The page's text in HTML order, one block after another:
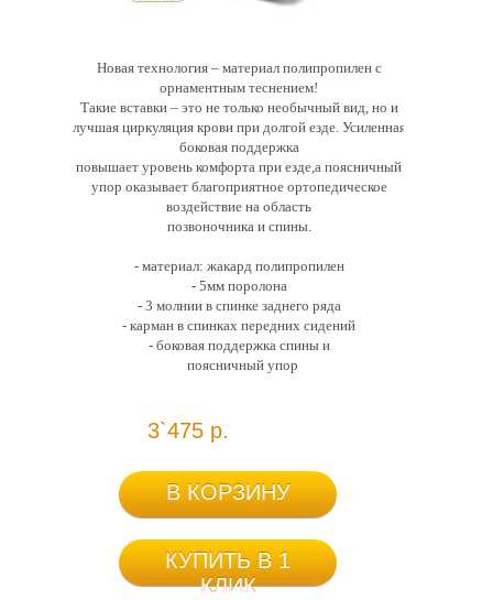
Новая технология – материал полипропилен с
орнаментным теснением!
Такие вставки – это не только необычный вид, но и
лучшая циркуляция крови при долгой езде. Усиленная
боковая поддержка
повышает уровень комфорта при езде,а поясничный
упор оказывает благоприятное ортопедическое
воздействие на область
позвоночника и спины.
- материал: жакард полипропилен
- 5мм поролона
- 3 молнии в спинке заднего ряда
- карман в спинках передних сидений
- боковая поддержка спины и
поясничный упор
3`475 р.
В КОРЗИНУ
КУПИТЬ В 1
КЛИК